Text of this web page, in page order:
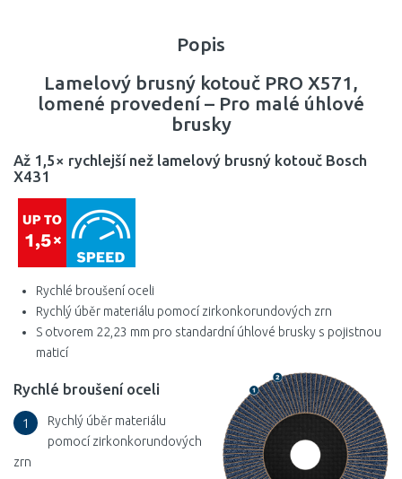
Popis
Lamelový brusný kotouč PRO X571,
lomené provedení – Pro malé úhlové
brusky
Až 1,5× rychlejší než lamelový brusný kotouč Bosch
X431
Rychlé broušení oceli
Rychlý úběr materiálu pomocí zirkonkorundových zrn
S otvorem 22,23 mm pro standardní úhlové brusky s pojistnou
maticí
Rychlé broušení oceli
1
Rychlý úběr materiálu
pomocí zirkonkorundových
zrn